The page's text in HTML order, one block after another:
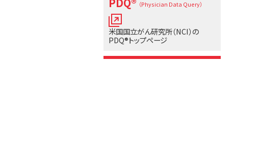
（Physician Data Query）
米国国立がん研究所（NCI）の
PDQ®トップページ